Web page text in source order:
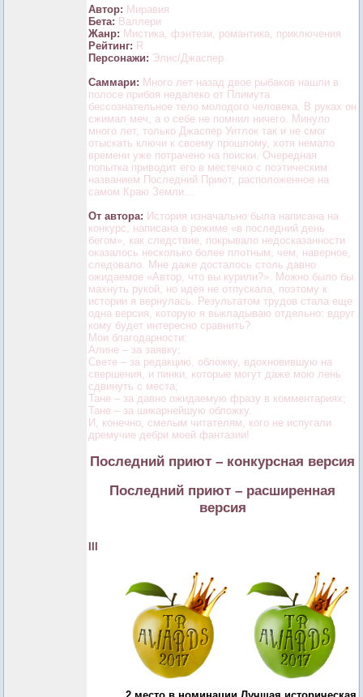
Автор: Миравия
Бета: Валлери
Жанр: Мистика, фэнтези, романтика, приключения
Рейтинг: R
Персонажи: Элис/Джаспер
Саммари: Много лет назад двое рыбаков нашли в
полосе прибоя недалеко от Плимута
бессознательное тело молодого человека. В руках он
сжимал меч, а о себе не помнил ничего. Минуло
много лет, только Джаспер Уитлок так и не смог
отыскать ключи к своему прошлому, хотя немало
времени уже потрачено на поиски. Очередная
попытка приводит его в местечко с поэтическим
названием Последний Приют, расположенное на
самом Краю Земли...
От автора: История изначально была написана на
конкурс, написана в режиме «в последний день
бегом», как следствие, покрывало недосказанности
оказалось несколько более плотным, чем, наверное,
следовало. Мне даже досталось столь давно
ожидаемое «Автор, что вы курили?». Можно было бы
махнуть рукой, но идея не отпускала, поэтому к
истории я вернулась. Результатом трудов стала еще
одна версия, которую я выкладываю отдельно: вдруг
кому будет интересно сравнить?
Мои благодарности:
Алине – за заявку;
Свете – за редакцию, обложку, вдохновившую на
свершения, и пинки, которые могут даже мою лень
сдвинуть с места;
Тане – за давно ожидаемую фразу в комментариях;
Тане – за шикарнейшую обложку.
И, конечно, смелым читателям, кого не испугали
дремучие дебри моей фантазии!
Последний приют – конкурсная версия
Последний приют – расширенная
версия